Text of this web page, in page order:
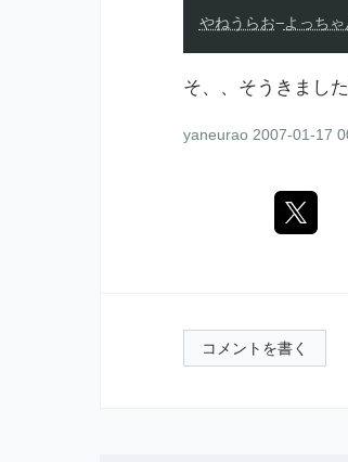
やねうらお−よっちゃ
そ、、そうきまし
yaneurao 2007-01-17
コメントを書く